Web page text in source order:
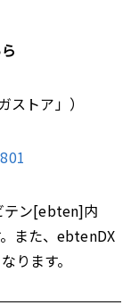
ストア」）
テン[ebten]内
また、ebtenDX
ります。